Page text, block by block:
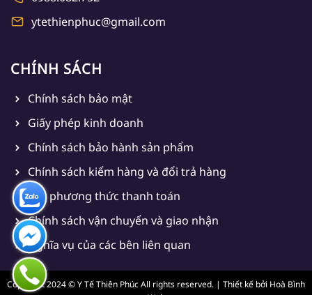
ytethienphuc@gmail.com
CHÍNH SÁCH
Chính sách bảo mật
Giấy phép kinh doanh
Chính sách bảo hành sản phẩm
Chính sách kiểm hàng và đổi trả hàng
Các phương thức thanh toán
Chính sách vận chuyển và giao nhận
Nghĩa vụ của các bên liên quan
Copyright 2024 © Y Tế Thiên Phúc All rights reserved. | Thiết kế bởi Hoà Bình